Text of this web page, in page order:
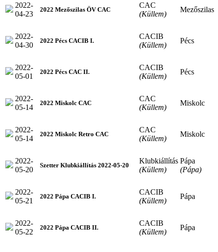
2022-
04-23
2022 Mezőszilas ÖV CAC
CAC
(Küllem)
Mezőszilas
2022-
04-30
2022 Pécs CACIB I.
CACIB
(Küllem)
Pécs
2022-
05-01
2022 Pécs CAC II.
CACIB
(Küllem)
Pécs
2022-
05-14
2022 Miskolc CAC
CAC
(Küllem)
Miskolc
2022-
05-14
2022 Miskolc Retro CAC
CAC
(Küllem)
Miskolc
2022-
05-20
Szetter Klubkiállítás 2022-05-20
Klubkiállítás
(Küllem)
Pápa
(Pápa)
2022-
05-21
2022 Pápa CACIB I.
CACIB
(Küllem)
Pápa
2022-
05-22
2022 Pápa CACIB II.
CACIB
(Küllem)
Pápa